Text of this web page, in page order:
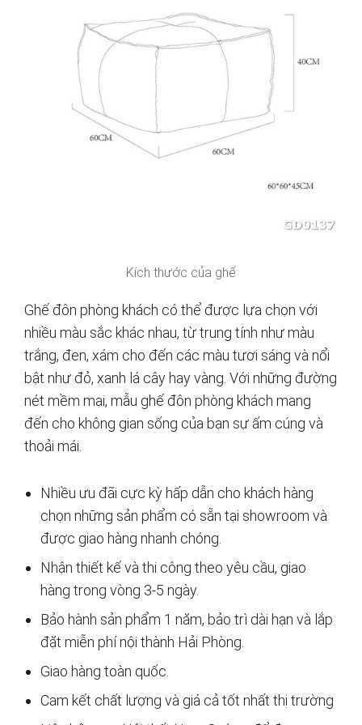
Kích thước của ghế
Ghế đôn phòng khách có thể được lựa chọn với
nhiều màu sắc khác nhau, từ trung tính như màu
trắng, đen, xám cho đến các màu tươi sáng và nổi
bật như đỏ, xanh lá cây hay vàng. Với những đường
nét mềm mại, mẫu ghế đôn phòng khách mang
đến cho không gian sống của bạn sự ấm cúng và
thoải mái.
Nhiều ưu đãi cực kỳ hấp dẫn cho khách hàng
chọn những sản phẩm có sẵn tại showroom và
được giao hàng nhanh chóng.
Nhận thiết kế và thi công theo yêu cầu, giao
hàng trong vòng 3-5 ngày.
Bảo hành sản phẩm 1 năm, bảo trì dài hạn và lắp
đặt miễn phí nội thành Hải Phòng.
Giao hàng toàn quốc.
Cam kết chất lượng và giá cả tốt nhất thị trường